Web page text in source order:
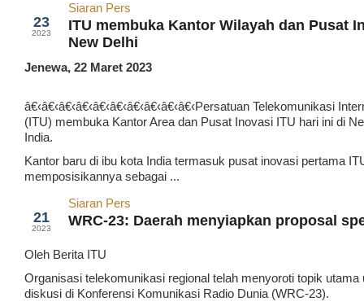
23
2023
Siaran Pers
ITU membuka Kantor Wilayah dan Pusat
New Delhi
Jenewa, 22 Maret 2023
â€‹â€‹â€‹â€‹â€‹â€‹â€‹â€‹â€‹â€‹Persatuan Telekomunikasi
(ITU) membuka Kantor Area dan Pusat Inovasi ITU hari ini di
India.
Kantor baru di ibu kota India termasuk pusat inovasi pertama
memposisikannya sebagai ...
21
2023
Siaran Pers
WRC-23: Daerah menyiapkan proposal
Oleh Berita ITU
Organisasi telekomunikasi regional telah menyoroti topik utama
diskusi di Konferensi Komunikasi Radio Dunia (WRC-23).